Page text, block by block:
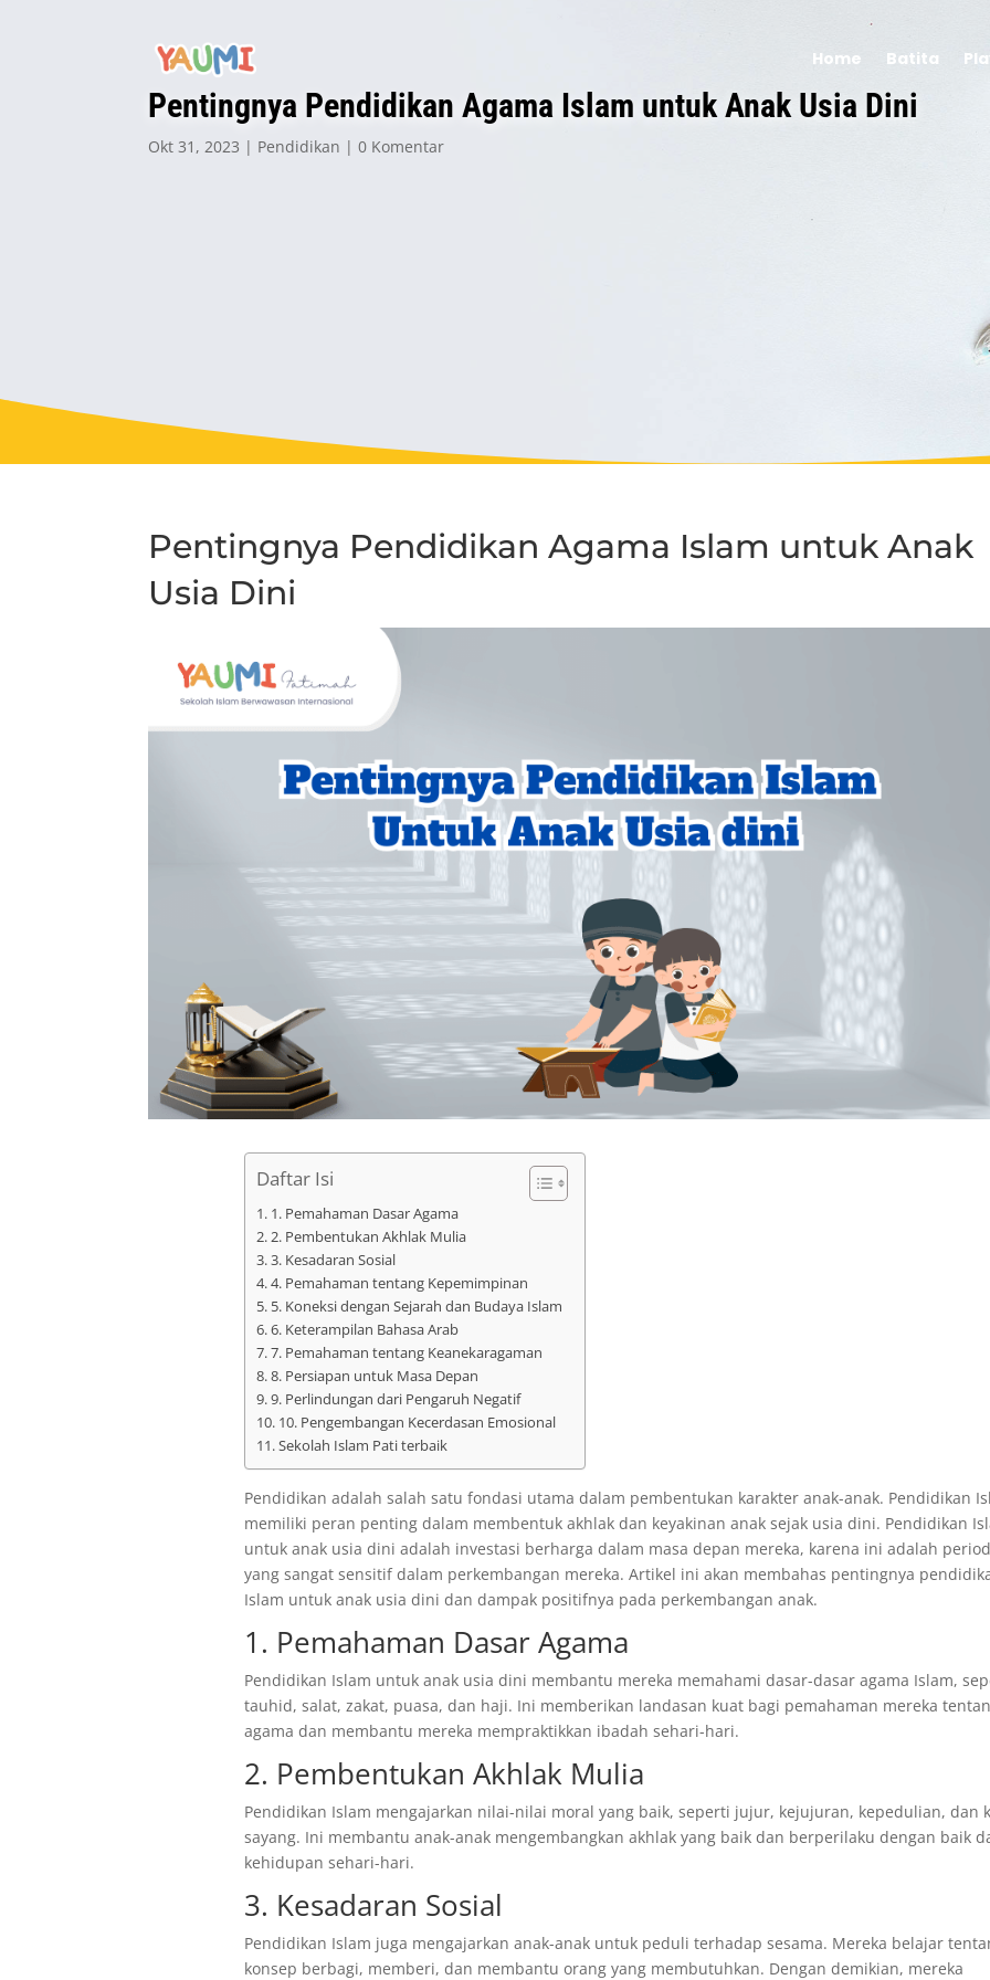
Home Batita
Pentingnya Pendidikan Agama Islam untuk Anak Usia Dini
Okt 31, 2023 Pendidikan 0 Komentar
Pentingnya Pendidikan Agama Islam untuk Anak
Usia Dini
Daftar Isi
1. Pemahaman Dasar Agama
2. Pembentukan Akhlak Mulia
3. Kesadaran Sosial
4. Pemahaman tentang Kepemimpinan
5. Koneksi dengan Sejarah dan Budaya Islam
6. Keterampilan Bahasa Arab
7. Pemahaman tentang Keanekaragaman
8. Persiapan untuk Masa Depan
9. Perlindungan dari Pengaruh Negatif
10. Pengembangan Kecerdasan Emosional
Sekolah Islam Pati terbaik
Pendidikan adalah salah satu fondasi utama dalam pembentukan karakter anak-anak. Pendidikan
memiliki peran penting dalam membentuk akhlak dan keyakinan anak sejak usia dini. Pendidikan
untuk anak usia dini adalah investasi berharga dalam masa depan mereka, karena ini adalah
yang sangat sensitif dalam perkembangan mereka. Artikel ini akan membahas pentingnya
Islam untuk anak usia dini dan dampak positifnya pada perkembangan anak.
1. Pemahaman Dasar Agama
Pendidikan Islam untuk anak usia dini membantu mereka memahami dasar-dasar agama Islam,
tauhid, salat, zakat, puasa, dan haji. Ini memberikan landasan kuat bagi pemahaman mereka
agama dan membantu mereka mempraktikkan ibadah sehari-hari.
2. Pembentukan Akhlak Mulia
Pendidikan Islam mengajarkan nilai-nilai moral yang baik, seperti jujur, kejujuran, kepedulian, dan
sayang. Ini membantu anak-anak mengembangkan akhlak yang baik dan berperilaku dengan baik
kehidupan sehari-hari.
3. Kesadaran Sosial
Pendidikan Islam juga mengajarkan anak-anak untuk peduli terhadap sesama. Mereka belajar
konsep berbagi, memberi, dan membantu orang yang membutuhkan. Dengan demikian, mereka